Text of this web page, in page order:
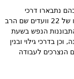
נתבארו דרכי
העבודה ושלביה, בסידרה זו של 22 וועדים שם הרב
הנפש בשעת
בדרכי גילוי ובנין
הנצרכים לעבודה